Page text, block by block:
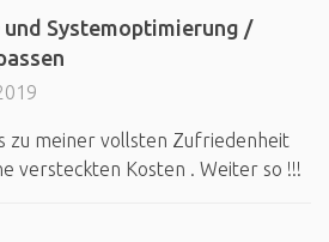
und Systemoptimierung /
zu meiner vollsten Zufriedenheit
versteckten Kosten . Weiter so !!!